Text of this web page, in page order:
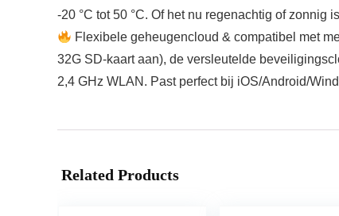
-20 °C tot 50 °C. Of het nu regenachtig of zonnig
Flexibele geheugencloud & compatibel met
32G SD-kaart aan), de versleutelde
2,4 GHz WLAN. Past perfect bij iOS/Android/
Related Products